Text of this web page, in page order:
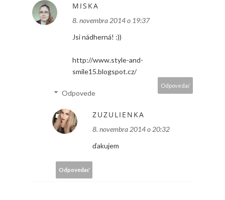
MISKA
8. novembra 2014 o 19:37
Jsi nádherná! :))
http://www.style-and-
smile15.blogspot.cz/
Odpovedať
Odpovede
ZUZULIENKA
8. novembra 2014 o 20:32
ďakujem
Odpovedať